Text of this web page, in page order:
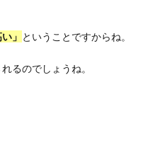
」 ということですからね。
るのでしょうね。